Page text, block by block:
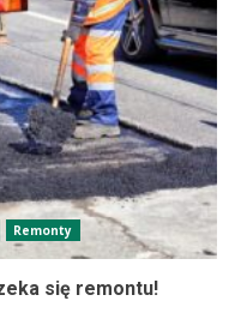
Remonty
się remontu!